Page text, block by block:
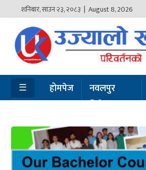
शनिबार,साउन२३,२०८३ | August 8, 2026
होमपेज
नवलपुर
विशेष
चितवन
सेरोफेरो
☰ होमपेज
नवलपुर
विशेष